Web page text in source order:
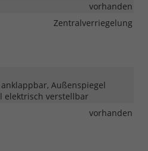
vorhanden
Zentralverriegelung
Außenspiegel
elektrisch verstellbar
vorhanden